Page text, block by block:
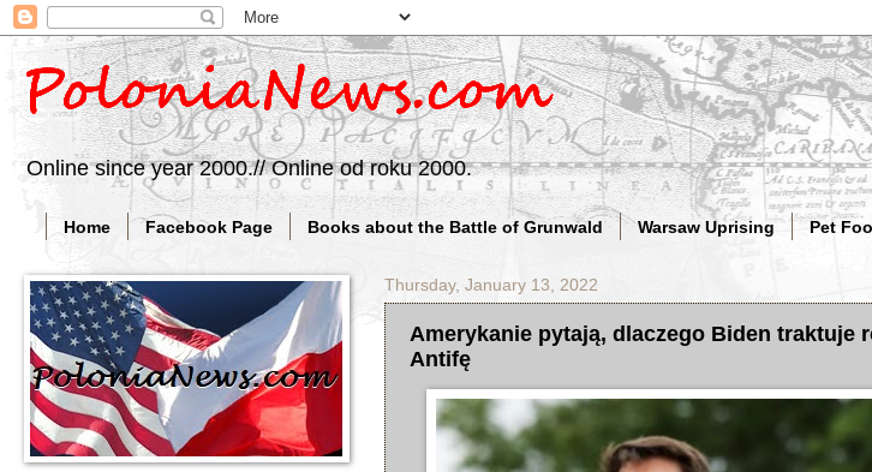
Online since year 2000.// Online od roku 2000.
Home Facebook Page Books about the Battle of Grunwald Warsaw Uprising Pet
Thursday, January 13, 2022
Amerykanie pytają, dlaczego Biden traktuje
Antifę